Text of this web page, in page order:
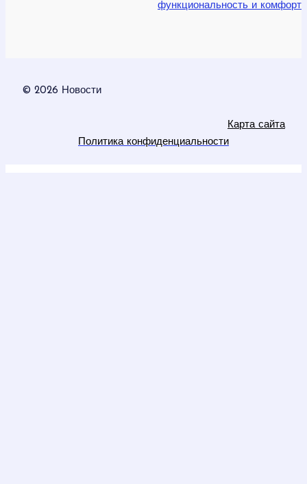
функциональность и комфорт
© 2026 Новости
Карта сайта
Политика конфиденциальности